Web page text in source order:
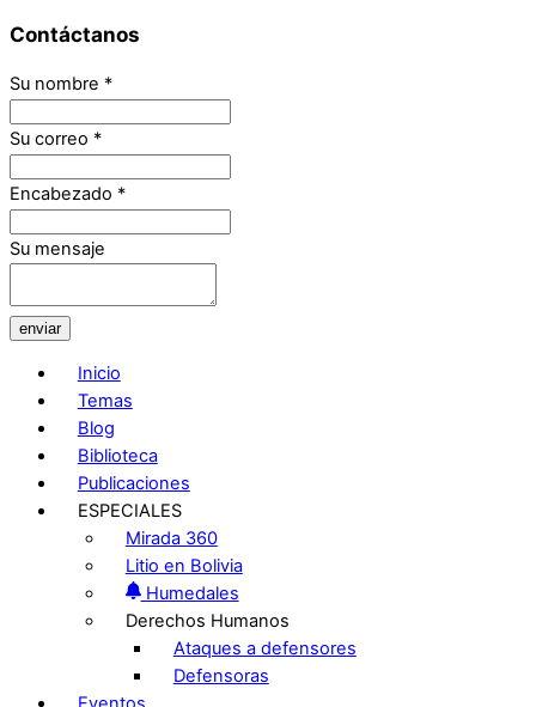
Contáctanos
Su nombre *
Su correo *
Encabezado *
Su mensaje
enviar
Inicio
Temas
Blog
Biblioteca
Publicaciones
ESPECIALES
Mirada 360
Litio en Bolivia
Humedales
Derechos Humanos
Ataques a defensores
Defensoras